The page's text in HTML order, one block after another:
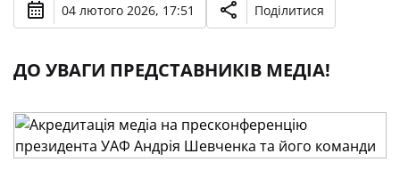
04 лютого 2026, 17:51 Поділитися
ДО УВАГИ ПРЕДСТАВНИКІВ МЕДІА!